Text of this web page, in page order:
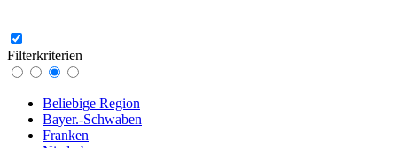
Filterkriterien
Beliebige Region
Bayer.-Schwaben
Franken